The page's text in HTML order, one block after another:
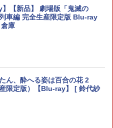
ス(メッシュトートバッグ
ッチ2 ゲームソフト 新品 ゲ
ソフト ゴッド・オブ・ウォ
ク [通常版] (18歳以上対象)
クーポン／PS5 slim スタン
置き 冷却 スタンド PS5コント
電 2台同時充電 3段階冷却 PS
-デジタル兼用 冷却ファン 充
プ付 RGBライト 収納 多機能
ル付
良い】ペルソナ2 罰 通常版
ース スイッチ2 Nintendo 対
チ スイッチツー 名入れ かわい
ドースイッチ カバー ポーチ
収納可能 ポーチ クリスマス
】【新品】 劇場版「鬼滅の
車編 完全生産限定版 Blu-ray
庫
ん、酔へる姿は百合の花 2
産限定版）【Blu-ray】 [ 鈴代紗